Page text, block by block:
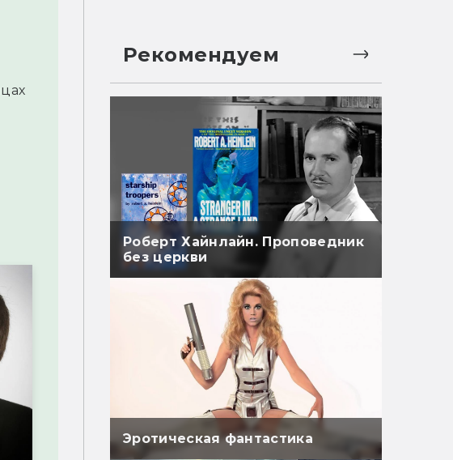
Рекомендуем
Роберт Хайнлайн. Проповедник
без церкви
Эротическая фантастика